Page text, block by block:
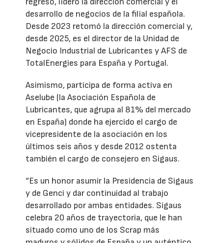
desarrollo de negocios de la filial española.
Desde 2023 retomó la dirección comercial y,
desde 2025, es el director de la Unidad de
Negocio Industrial de Lubricantes y AFS de
TotalEnergies para España y Portugal.
Asimismo, participa de forma activa en
Aselube (la Asociación Española de
Lubricantes, que agrupa al 81% del mercado
en España) donde ha ejercido el cargo de
vicepresidente de la asociación en los
últimos seis años y desde 2012 ostenta
también el cargo de consejero en Sigaus.
“Es un honor asumir la Presidencia de Sigaus
y de Genci y dar continuidad al trabajo
desarrollado por ambas entidades. Sigaus
celebra 20 años de trayectoria, que le han
situado como uno de los Scrap más